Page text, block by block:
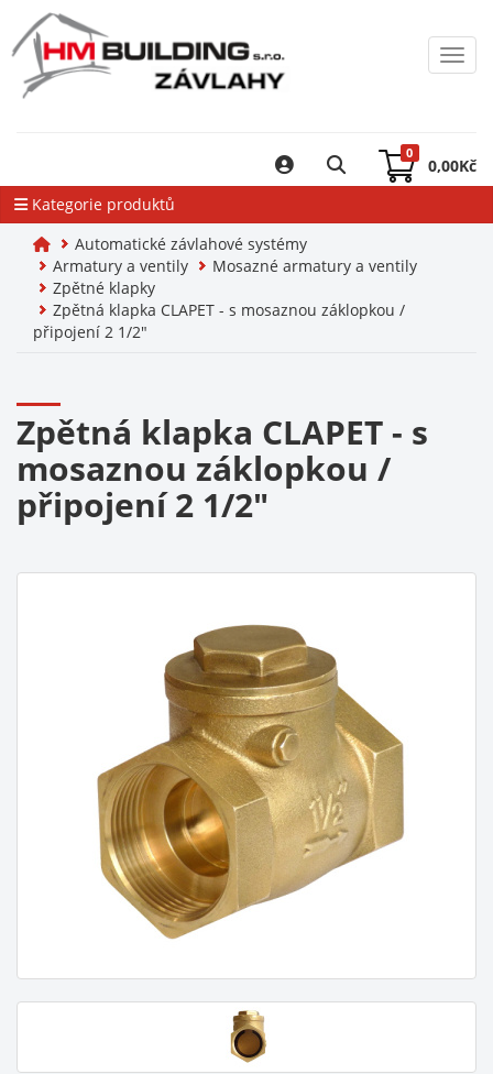
0
0,00Kč
Kategorie produktů
Automatické závlahové systémy
Armatury a ventily
Mosazné armatury a ventily
Zpětné klapky
Zpětná klapka CLAPET - s mosaznou záklopkou /
připojení 2 1/2"
Zpětná klapka CLAPET - s
mosaznou záklopkou /
připojení 2 1/2"